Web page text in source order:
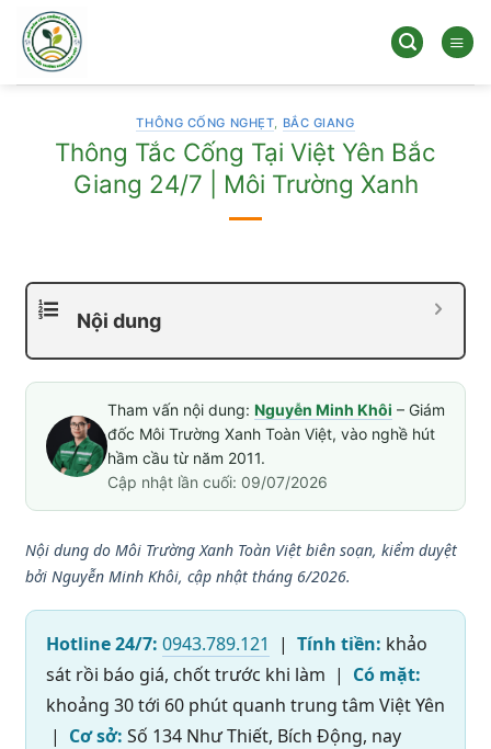
qua
dung
THÔNG CỐNG NGHẸT, BẮC GIANG
Thông Tắc Cống Tại Việt Yên Bắc
Giang 24/7 | Môi Trường Xanh
Nội dung
Tham vấn nội dung: Nguyễn Minh Khôi – Giám
đốc Môi Trường Xanh Toàn Việt, vào nghề hút
hầm cầu từ năm 2011.
Cập nhật lần cuối: 09/07/2026
Nội dung do Môi Trường Xanh Toàn Việt biên soạn, kiểm duyệt
bởi Nguyễn Minh Khôi, cập nhật tháng 6/2026.
Hotline 24/7: 0943.789.121 | Tính tiền: khảo
sát rồi báo giá, chốt trước khi làm | Có mặt:
khoảng 30 tới 60 phút quanh trung tâm Việt Yên
| Cơ sở: Số 134 Như Thiết, Bích Động, nay